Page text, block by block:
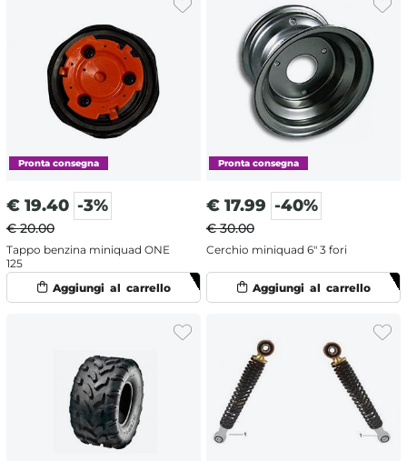
€ 19.40 -3%
€ 20.00
Tappo benzina miniquad ONE
125
€ 17.99 -40%
€ 30.00
Cerchio miniquad 6" 3 fori